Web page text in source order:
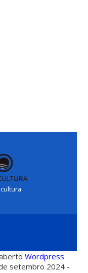
abertoWordpress
setembro 2024 -